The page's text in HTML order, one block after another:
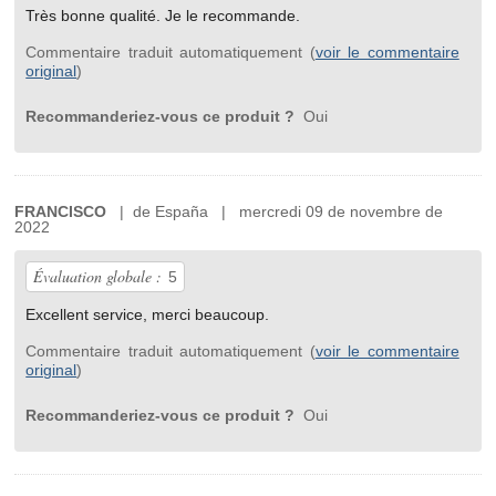
Très bonne qualité. Je le recommande.
Commentaire traduit automatiquement (voir le commentaire
original)
Recommanderiez-vous ce produit ? Oui
FRANCISCO | de España | mercredi 09 de novembre de
2022
Évaluation globale : 5
Excellent service, merci beaucoup.
Commentaire traduit automatiquement (voir le commentaire
original)
Recommanderiez-vous ce produit ? Oui